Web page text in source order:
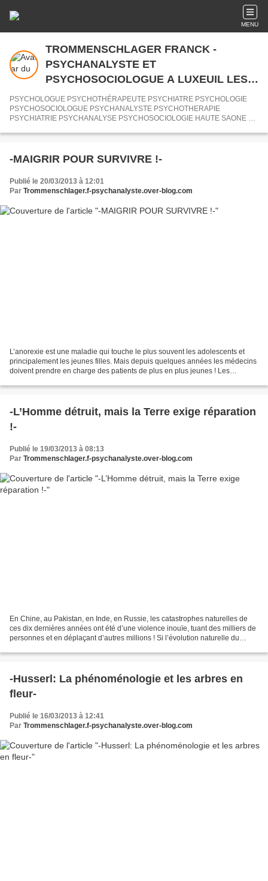
MENU
TROMMENSCHLAGER FRANCK -
PSYCHANALYSTE ET
PSYCHOSOCIOLOGUE A LUXEUIL LES
BAINS (70) LURE VESOUL SAULX SAINT-
LOUP SUR SEMOUSE SAINT-SAUVEUR -
AU CABINET DE PSYCHOLOGUES 70
HAUTE SAONE
PSYCHOLOGUE PSYCHOTHÉRAPEUTE PSYCHIATRE PSYCHOLOGIE
PSYCHOSOCIOLOGUE PSYCHANALYSTE PSYCHOTHERAPIE
PSYCHIATRIE PSYCHANALYSE PSYCHOSOCIOLOGIE HAUTE SAONE 70
LOUP SUR SEMOUSE SAINT-SAUVEUR SAULX VESOUL ROYE 70
-MAIGRIR POUR SURVIVRE !-
Publié le 20/03/2013 à 12:01
Par Trommenschlager.f-psychanalyste.over-blog.com
L’anorexie est une maladie qui touche le plus souvent les adolescents et
principalement les jeunes filles. Mais depuis quelques années les médecins
doivent prendre en charge des patients de plus en plus jeunes ! Les
-L’Homme détruit, mais la Terre exige réparation
!-
Publié le 19/03/2013 à 08:13
Par Trommenschlager.f-psychanalyste.over-blog.com
En Chine, au Pakistan, en Inde, en Russie, les catastrophes naturelles de
ces dix dernières années ont été d’une violence inouïe, tuant des milliers de
personnes et en déplaçant d’autres millions ! Si l’évolution naturelle du
-Husserl: La phénoménologie et les arbres en
fleur-
Publié le 16/03/2013 à 12:41
Par Trommenschlager.f-psychanalyste.over-blog.com